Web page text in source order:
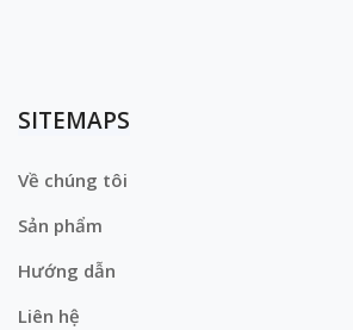
SITEMAPS
Về chúng tôi
Sản phẩm
Hướng dẫn
Liên hệ